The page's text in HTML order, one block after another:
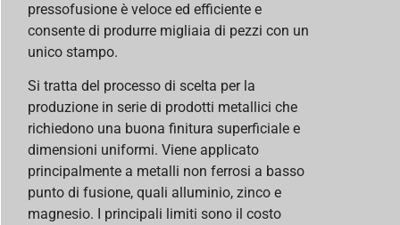
pressofusione è veloce ed efficiente e
consente di produrre migliaia di pezzi con un
unico stampo.
Si tratta del processo di scelta per la
produzione in serie di prodotti metallici che
richiedono una buona finitura superficiale e
dimensioni uniformi. Viene applicato
principalmente a metalli non ferrosi a basso
punto di fusione, quali alluminio, zinco e
magnesio. I principali limiti sono il costo